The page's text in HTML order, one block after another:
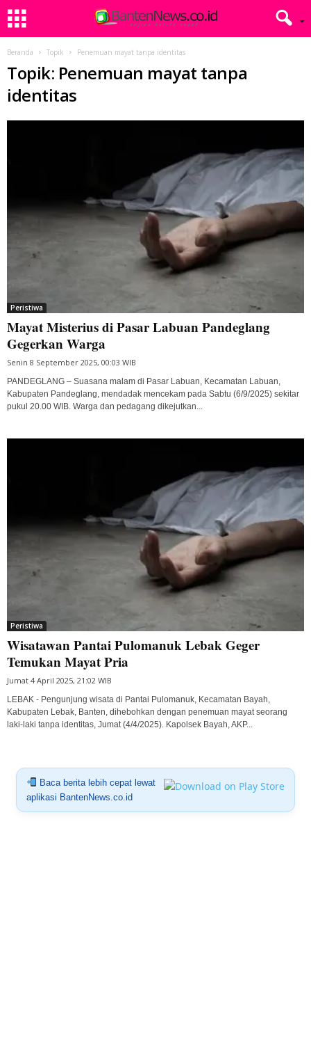
Beranda Topik Penemuan mayat tanpa identitas
Topik: Penemuan mayat tanpa
identitas
Peristiwa
Mayat Misterius di Pasar Labuan Pandeglang
Gegerkan Warga
Senin 8 September 2025, 00:03 WIB
PANDEGLANG – Suasana malam di Pasar Labuan, Kecamatan Labuan,
Kabupaten Pandeglang, mendadak mencekam pada Sabtu (6/9/2025) sekitar
pukul 20.00 WIB. Warga dan pedagang dikejutkan...
Peristiwa
Wisatawan Pantai Pulomanuk Lebak Geger
Temukan Mayat Pria
Jumat 4 April 2025, 21:02 WIB
LEBAK - Pengunjung wisata di Pantai Pulomanuk, Kecamatan Bayah,
Kabupaten Lebak, Banten, dihebohkan dengan penemuan mayat seorang
laki-laki tanpa identitas, Jumat (4/4/2025). Kapolsek Bayah, AKP...
Baca berita lebih cepat lewat
aplikasi BantenNews.co.id